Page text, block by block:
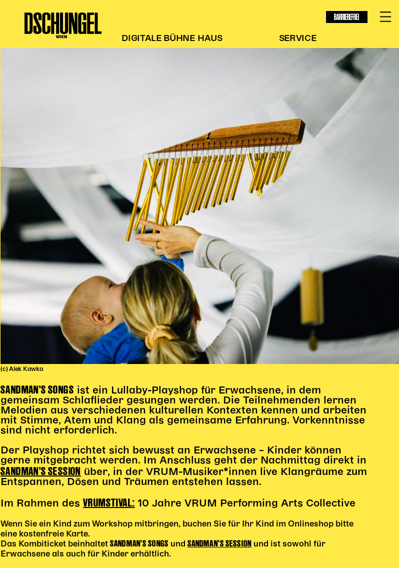
BARRIEREFREI
DIGITALE BÜHNE HAUS SERVICE
(c) Alek Kawka
SANDMAN’S SONGS ist ein Lullaby-Playshop für Erwachsene, in dem
gemeinsam Schlaflieder gesungen werden. Die Teilnehmenden lernen
Melodien aus verschiedenen kulturellen Kontexten kennen und arbeiten
mit Stimme, Atem und Klang als gemeinsame Erfahrung. Vorkenntnisse
sind nicht erforderlich.
Der Playshop richtet sich bewusst an Erwachsene – Kinder können
gerne mitgebracht werden. Im Anschluss geht der Nachmittag direkt in
SANDMAN’S SESSION über, in der VRUM-Musiker*innen live Klangräume zum
Entspannen, Dösen und Träumen entstehen lassen.
Im Rahmen desVRUMSTIVAL: 10 Jahre VRUM Performing Arts Collective
Wenn Sie ein Kind zum Workshop mitbringen, buchen Sie für Ihr Kind im Onlineshop bitte
eine kostenfreie Karte.
Das Kombiticket beinhaltetSANDMAN’S SONGS und SANDMAN’S SESSION und ist sowohl für
Erwachsene als auch für Kinder erhältlich.